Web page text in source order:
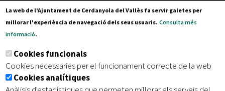
Segueix-nos a:
Subscriu-te al nostre butlletí
Inici | Avís legal | Protecció de dades
La web de l'Ajuntament de Cerdanyola del Vallès fa servir galetes per
millorar l'experiència de navegació dels seus usuaris. Consulta més
informació.
Cookies funcionals
Cookies necessaries per el funcionament correcte de la web
Cookies analítiques